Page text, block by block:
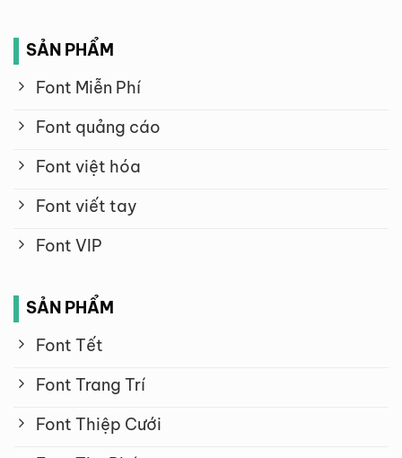
SẢN PHẨM
Font Miễn Phí
Font quảng cáo
Font việt hóa
Font viết tay
Font VIP
SẢN PHẨM
Font Tết
Font Trang Trí
Font Thiệp Cưới